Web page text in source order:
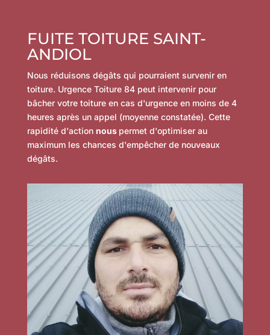
FUITE TOITURE SAINT-
ANDIOL
Nous réduisons dégâts qui pourraient survenir en
toiture. Urgence Toiture 84 peut intervenir pour
bâcher votre toiture en cas d'urgence en moins de 4
heures après un appel (moyenne constatée). Cette
rapidité d'action nous permet d'optimiser au
maximum les chances d'empêcher de nouveaux
dégâts.